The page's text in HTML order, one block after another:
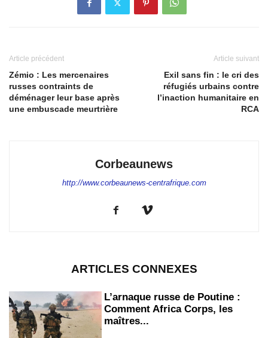
Article précédent
Zémio : Les mercenaires
russes contraints de
déménager leur base après
une embuscade meurtrière
Article suivant
Exil sans fin : le cri des
réfugiés urbains contre
l’inaction humanitaire en
RCA
Corbeaunews
http://www.corbeaunews-centrafrique.com
ARTICLES CONNEXES
L’arnaque russe de Poutine :
Comment Africa Corps, les
maîtres...